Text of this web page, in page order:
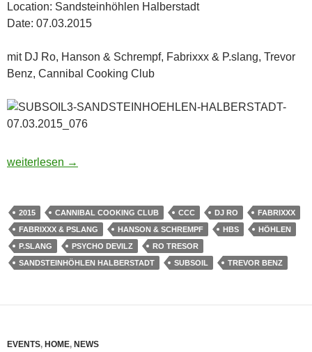
Location: Sandsteinhöhlen Halberstadt
Date: 07.03.2015
mit DJ Ro, Hanson & Schrempf, Fabrixxx & P.slang, Trevor
Benz, Cannibal Cooking Club
Partybilder: Subsoil 3 Sandsteinhöhlen Halberstadt |
weiterlesen →
2015 CANNIBAL COOKING CLUB CCC DJ RO
FABRIXXX
FABRIXXX & PSLANG
HANSON & SCHREMPF HBS
HÖHLEN
P.SLANG
PSYCHO DEVILZ
RO TRESOR
SANDSTEINHÖHLEN HALBERSTADT
SUBSOIL TREVOR BENZ
EVENTS, HOME, NEWS